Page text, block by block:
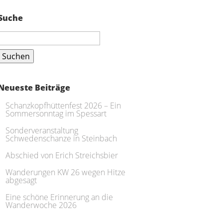
Beiträge
Schanzkopfhüttenfest 2026 – Ein
Sommersonntag im Spessart
Sonderveranstaltung
Schwedenschanze in Steinbach
Abschied von Erich Streichsbier
Wanderungen KW 26 wegen Hitze
abgesagt
Eine schöne Erinnerung an die
Wanderwoche 2026